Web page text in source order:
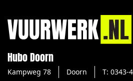
Hubo Doorn
Kampweg 78 Doorn T: 0343-